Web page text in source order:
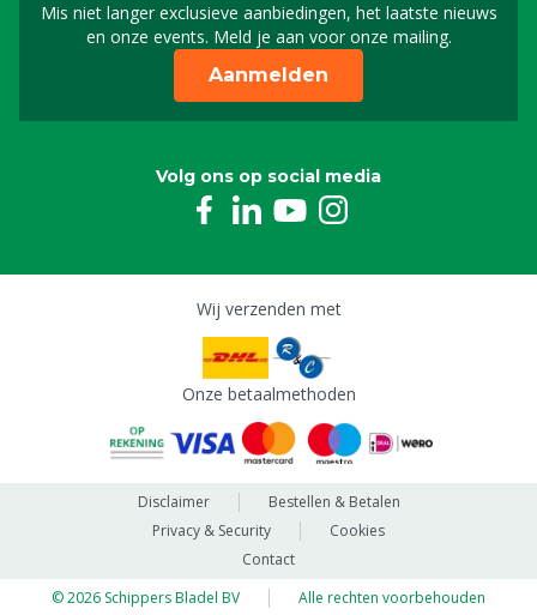
Mis niet langer exclusieve aanbiedingen, het laatste nieuws
en onze events. Meld je aan voor onze mailing.
Schrijf je in voor onze
Aanmelden
Volg ons op social media
Wij verzenden met
Onze betaalmethoden
Disclaimer
Bestellen & Betalen
Privacy & Security
Cookies
Contact
© 2026 Schippers Bladel BV
Alle rechten voorbehouden